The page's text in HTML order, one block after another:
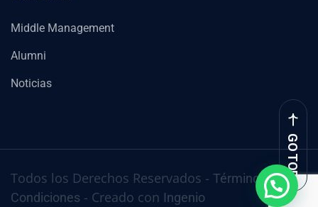
Middle Management
Alumni
Noticias
Todos los Derechos Reservados - Términos y
Condiciones - Creado con Ingenio
GO TOP